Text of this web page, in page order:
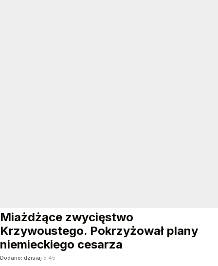
Miażdżące zwycięstwo
Krzywoustego. Pokrzyżował plany
niemieckiego cesarza
Dodano: dzisiaj 5:45